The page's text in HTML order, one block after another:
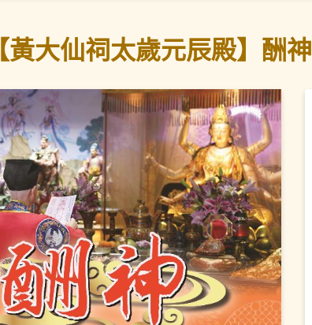
【黃大仙祠太歲元辰殿】酬神